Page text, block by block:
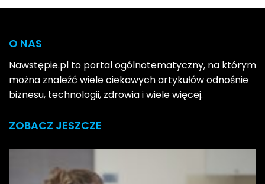
O NAS
Nawstępie.pl to portal ogólnotematyczny, na którym
można znaleźć wiele ciekawych artykułów odnośnie
biznesu, technologii, zdrowia i wiele więcej.
ZOBACZ JESZCZE